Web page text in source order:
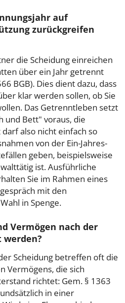
auf
zurückgreifen
die Scheidung einreichen
über ein Jahr getrennt
BGB). Dies dient dazu, dass
klar werden sollen, ob Sie
Das Getrenntleben setzt
und Bett" voraus, die
also nicht einfach so
von der Ein-Jahres-
geben, beispielsweise
ist. Ausführliche
Sie im Rahmen eines
mit den
in Spenge.
Vermögen nach der
Scheidung betreffen oft die
Vermögens, die sich
richtet: Gem. § 1363
in einer